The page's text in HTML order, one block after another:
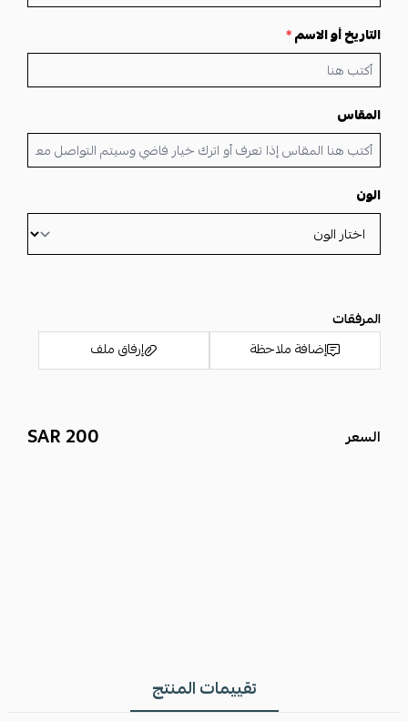
تفاصيل المنتج
فضه خام عيار 925
كتابة التاريخ حسب الطلب
التاريخ أو الاسم*
المقاس
الون
المرفقات
إضافة ملاحظة
إرفاق ملف
السعر 200 SAR
تقييمات المنتج